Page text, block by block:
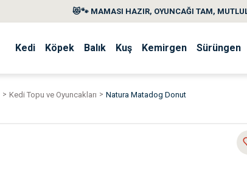
😻🐾 MAMASI HAZIR, OYUNCAĞI TAM,
Kedi Köpek Balık Kuş Kemirgen Sürüngen
Kedi Topu ve Oyuncakları Natura Matadog Donut